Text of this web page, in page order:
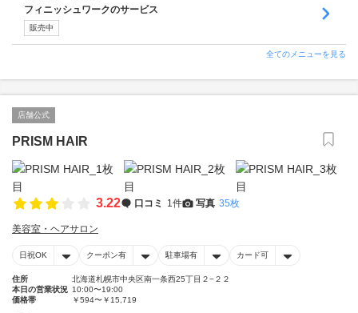
フィニッシュワークのサービス
販売中
全てのメニューを見る
店舗公式
PRISM HAIR
3.22 口コミ 1件 写真 35枚
美容室・ヘアサロン
日祝OK クーポン有 駐車場有 カード可
住所
北海道札幌市中央区南一条西25丁目２−２２
本日の営業状況 10:00〜19:00
価格帯
￥594〜￥15,719